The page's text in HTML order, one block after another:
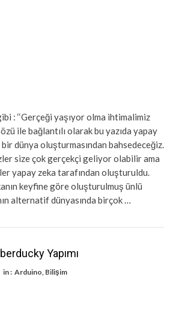
: ‘‘Gerçeği yaşıyor olma ihtimalimiz
ile bağlantılı olarak bu yazıda yapay
dünya oluşturmasından bahsedeceğiz.
size çok gerçekçi geliyor olabilir ama
yapay zeka tarafından oluşturuldu.
keyfine göre oluşturulmuş ünlü
alternatif dünyasında birçok …
Yapımı
in : Arduino Bilişim